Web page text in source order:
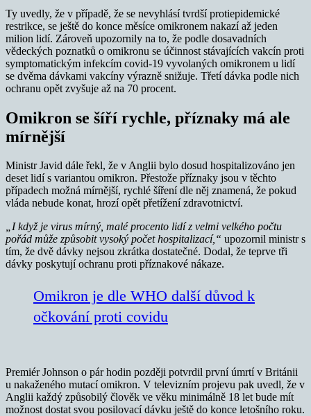
Ty uvedly, že v případě, že se nevyhlásí tvrdší protiepidemické
restrikce, se ještě do konce měsíce omikronem nakazí až jeden
milion lidí. Zároveň upozornily na to, že podle dosavadních
vědeckých poznatků o omikronu se účinnost stávajících vakcín proti
symptomatickým infekcím covid-19 vyvolaných omikronem u lidí
se dvěma dávkami vakcíny výrazně snižuje. Třetí dávka podle nich
ochranu opět zvyšuje až na 70 procent.
Omikron se šíří rychle, příznaky má ale
mírnější
Ministr Javid dále řekl, že v Anglii bylo dosud hospitalizováno jen
deset lidí s variantou omikron. Přestože příznaky jsou v těchto
případech možná mírnější, rychlé šíření dle něj znamená, že pokud
vláda nebude konat, hrozí opět přetížení zdravotnictví.
„I když je virus mírný, malé procento lidí z velmi velkého počtu
pořád může způsobit vysoký počet hospitalizací,“ upozornil ministr s
tím, že dvě dávky nejsou zkrátka dostatečné. Dodal, že teprve tři
dávky poskytují ochranu proti příznakové nákaze.
Omikron je dle WHO další důvod k
očkování proti covidu
Premiér Johnson o pár hodin později potvrdil první úmrtí v Británii
u nakaženého mutací omikron. V televizním projevu pak uvedl, že v
Anglii každý způsobilý člověk ve věku minimálně 18 let bude mít
možnost dostat svou posilovací dávku ještě do konce letošního roku.